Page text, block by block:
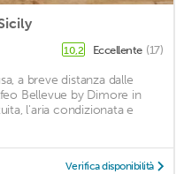
10,2 Eccellente (17)
a breve distanza dalle
Bellevue by Dimore in
l'aria condizionata e
Verifica disponibilità